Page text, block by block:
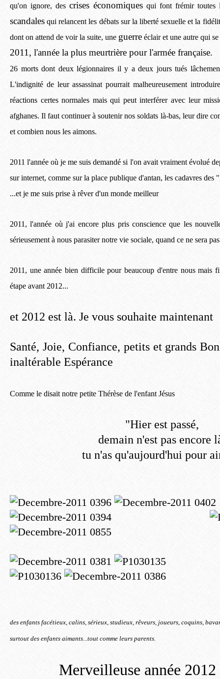
qu'on ignore, des crises économiques qui font frémir toutes
scandales qui relancent les débats sur la liberté sexuelle et la
dont on attend de voir la suite, une guerre éclair et une autre qui
2011, l'année la plus meurtrière pour l'armée française.
26 morts dont deux légionnaires il y a deux jours tués
L'indignité de leur assassinat pourrait malheureusement
réactions certes normales mais qui peut interférer avec leur
afghanes. Il faut continuer à soutenir nos soldats là-bas, leur dire
et combien nous les aimons.
2011 l'année où je me suis demandé si l'on avait vraiment évolué
sur internet, comme sur la place publique d'antan, les cadavres des
...et je me suis prise à rêver d'un monde meilleur
2011, l'année où j'ai encore plus pris conscience que les
sérieusement à nous parasiter notre vie sociale, quand ce ne sera
2011, une année bien difficile pour beaucoup d'entre nous mais
étape avant 2012...
et 2012 est là. Je vous souhaite maintenant
Santé, Joie, Confiance, petits et grands
inaltérable Espérance
Comme le disait notre petite Thérèse de l'enfant Jésus
"Hier est passé,
demain n'est pas encore
tu n'as qu'aujourd'hui pour
des enfants facétieux, calins, sérieux, studieux, rêveurs, joueurs, coquins,
surtout des enfants aimants...tout comme leurs parents.
Merveilleuse année